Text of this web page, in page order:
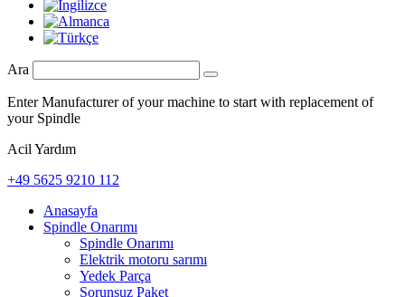
Ara
Enter Manufacturer of your machine to start with replacement of
your Spindle
Acil Yardım
+49 5625 9210 112
Anasayfa
Spindle Onarımı
Spindle Onarımı
Elektrik motoru sarımı
Yedek Parça
Sorunsuz Paket